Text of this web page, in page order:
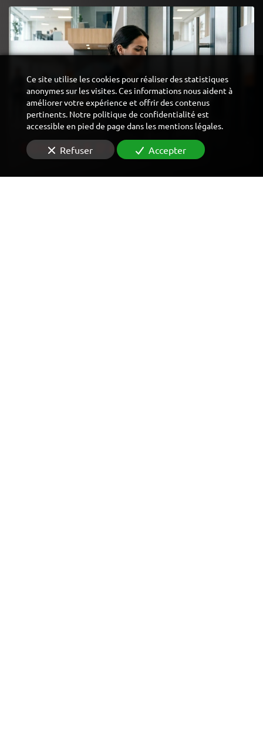
CONTRÔLE D'ACCÈS
Ce site utilise les cookies pour réaliser des statistiques
anonymes sur les visites. Ces informations nous aident à
améliorer votre expérience et offrir des contenus
pertinents. Notre politique de confidentialité est
accessible en pied de page dans les mentions légales.
Refuser Accepter